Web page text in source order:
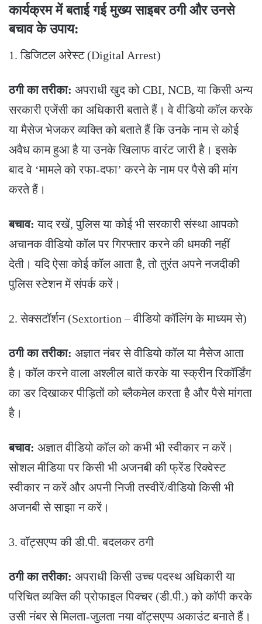
​कार्यक्रम में बताई गई मुख्य साइबर ठगी और उनसे
बचाव के उपाय:
​1. डिजिटल अरेस्ट (Digital Arrest)
ठगी का तरीका: अपराधी खुद को CBI, NCB, या किसी अन्य
सरकारी एजेंसी का अधिकारी बताते हैं। वे वीडियो कॉल करके
या मैसेज भेजकर व्यक्ति को बताते हैं कि उनके नाम से कोई
अवैध काम हुआ है या उनके खिलाफ वारंट जारी है। इसके
बाद वे ‘मामले को रफा-दफा’ करने के नाम पर पैसे की मांग
करते हैं।
बचाव: याद रखें, पुलिस या कोई भी सरकारी संस्था आपको
अचानक वीडियो कॉल पर गिरफ्तार करने की धमकी नहीं
देती। यदि ऐसा कोई कॉल आता है, तो तुरंत अपने नजदीकी
पुलिस स्टेशन में संपर्क करें।
​2. सेक्सटॉर्शन (Sextortion – वीडियो कॉलिंग के माध्यम से)
ठगी का तरीका: अज्ञात नंबर से वीडियो कॉल या मैसेज आता
है। कॉल करने वाला अश्लील बातें करके या स्क्रीन रिकॉर्डिंग
का डर दिखाकर पीड़ितों को ब्लैकमेल करता है और पैसे मांगता
है।
बचाव: अज्ञात वीडियो कॉल को कभी भी स्वीकार न करें।
सोशल मीडिया पर किसी भी अजनबी की फ्रेंड रिक्वेस्ट
स्वीकार न करें और अपनी निजी तस्वीरें/वीडियो किसी भी
अजनबी से साझा न करें।
​3. वॉट्सएप्प की डी.पी. बदलकर ठगी
ठगी का तरीका: अपराधी किसी उच्च पदस्थ अधिकारी या
परिचित व्यक्ति की प्रोफाइल पिक्चर (डी.पी.) को कॉपी करके
उसी नंबर से मिलता-जुलता नया वॉट्सएप्प अकाउंट बनाते हैं।